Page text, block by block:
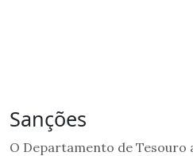
Sanções
O Departamento de Tesouro